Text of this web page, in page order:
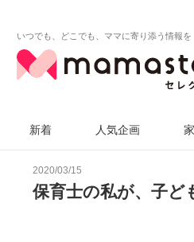
いつでも、どこでも、ママに寄り添う情報を
新着 人気企画
2020/03/15
保育士の私が、子ど